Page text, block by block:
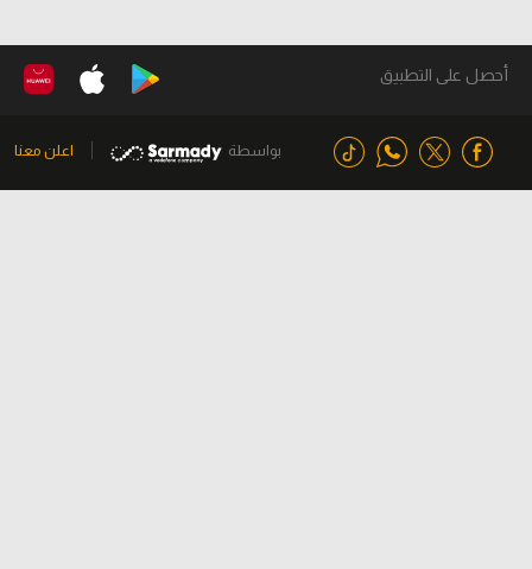
أحصل على التطبيق
بواسطة اعلن معنا